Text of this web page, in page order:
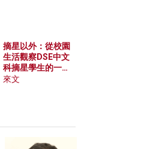
摘星以外：從校園
生活觀察DSE中文
科摘星學生的一點
特質
來文